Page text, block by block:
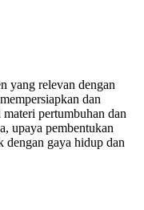
yang relevan dengan
dan
pertumbuhan dan
upaya pembentukan
dengan gaya hidup dan